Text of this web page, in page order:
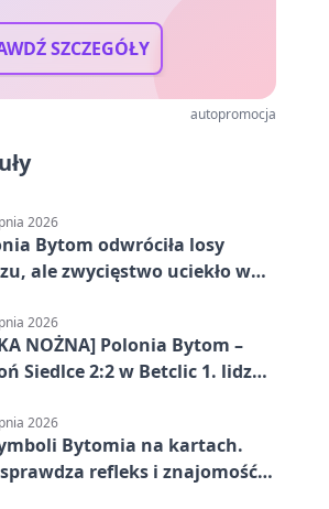
SZCZEGÓŁY
autopromocja
2026
Bytom odwróciła losy
ale zwycięstwo uciekło w
2026
NOŻNA] Polonia Bytom –
Siedlce 2:2 w Betclic 1. lidze.
zwycięstwo
2026
Bytomia na kartach.
refleks i znajomość